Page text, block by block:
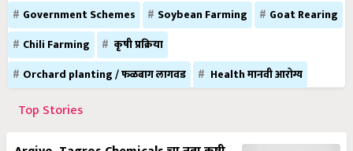
Government Schemes Soybean Farming
Goat Rearing
Chili Farming
कृषी प्रक्रिया
Orchard planting / फळबाग लागवड
Health मानवी आरोग्य
Top Stories